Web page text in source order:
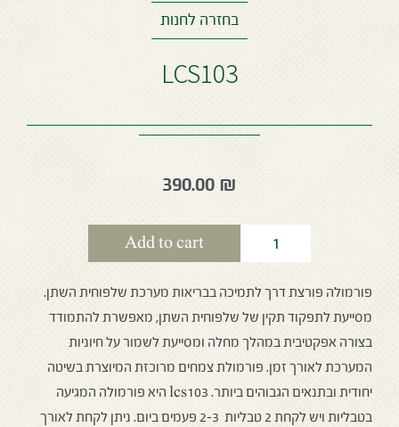
בחזרה לחנות
LCS103
390.00 ₪
Add to cart
פורמולה פורצת דרך לתמיכה בבריאות מערכת שלפוחית השתן.
מסייעת לתפקוד תקין של שלפוחית השתן, מאפשרת להתמודד
בצורה אפקטיבית במהלך מחלה ומסייעת לשמור על חיוניות
המערכת לאורך זמן. פורמולת צמחים מרוכזת המיוצרת בשיטה
יחודית ובתנאים הגבוהים ביותר. lcs103
היא פורמולה המגיעה
בטבליות ויש לקחת 2 טבליות 2-3 פעמים ביום. ניתן לקחת לאורך